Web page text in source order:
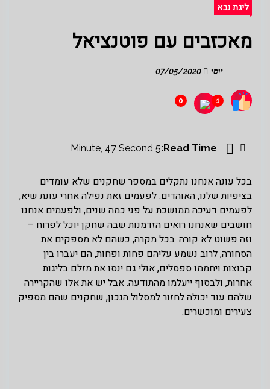
ליגת נבא
מאכזבים עם פוטנציאל
יוסי
1
0
Read Time:
5 Minute, 47 Second
בכל עונה אנחנו נתקלים במספר שחקנים שלא עומדים
בציפיות שלנו, האוהדים. לפעמים זאת נפילה אחרי עונת שיא,
לפעמים דעיכה ממושכת על פני כמה שנים, ולפעמים אנחנו
חושבים שאנחנו רואים הזדמנות שבה שחקן יוכל לפרוח –
וזה פשוט לא קורה. בכל מקרה, כשהם לא מספקים את
הסחורה, לרוב נשמע עליהם פחות ופחות, הם יעברו בין
קבוצות ויחממו ספסלים, אולי גם ינסו את מזלם בליגות
אחרות, ולבסוף ייעלמו מהתודעה. אבל יש את אלו שהקריירה
שלהם עוד יכולה לחזור למסלול הנכון, שחקנים שהם מספיק
צעירים ומוכשרים.